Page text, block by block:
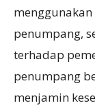
penumpang,
terhadap
penumpang
menjamin